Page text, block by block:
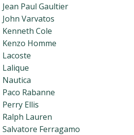
Jean Paul Gaultier
John Varvatos
Kenneth Cole
Kenzo Homme
Lacoste
Lalique
Nautica
Paco Rabanne
Perry Ellis
Ralph Lauren
Salvatore Ferragamo